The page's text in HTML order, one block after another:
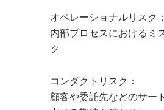
オペレーショナルリスク：
内部プロセスにおけるミ
ク
コンダクトリスク：
顧客や委託先などのサー